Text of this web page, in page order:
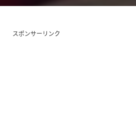
スポンサーリンク